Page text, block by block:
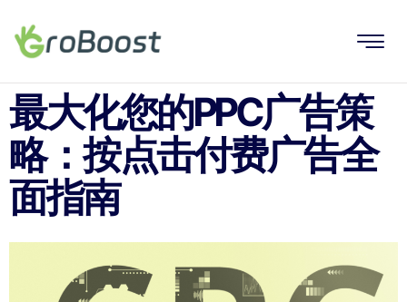
最大化您的PPC广告策
略：按点击付费广告全
面指南